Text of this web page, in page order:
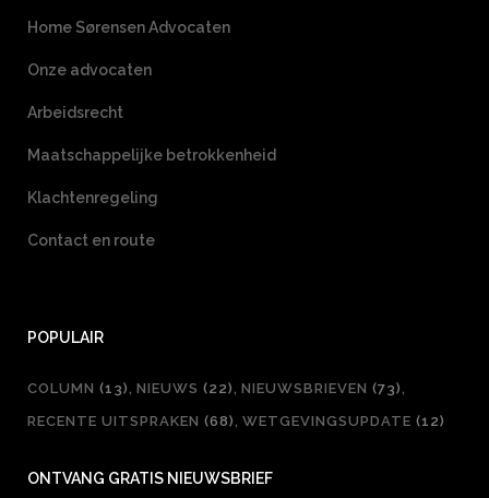
Home Sørensen Advocaten
Onze advocaten
Arbeidsrecht
Maatschappelijke betrokkenheid
Klachtenregeling
Contact en route
POPULAIR
COLUMN (13) NIEUWS (22) NIEUWSBRIEVEN (73)
RECENTE UITSPRAKEN (68) WETGEVINGSUPDATE (12)
ONTVANG GRATIS NIEUWSBRIEF